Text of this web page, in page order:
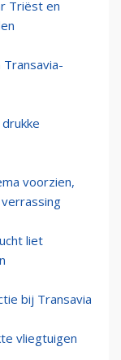
Triëst en
Transavia-
voorzien,
liet
bij Transavia
vliegtuigen